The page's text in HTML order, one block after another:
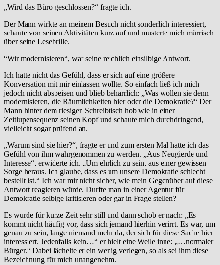
„Wird das Büro geschlossen?“ fragte ich.
Der Mann wirkte an meinem Besuch nicht sonderlich interessiert,
schaute von seinen Aktivitäten kurz auf und musterte mich mürrisch
über seine Lesebrille.
“Wir modernisieren“, war seine reichlich einsilbige Antwort.
Ich hatte nicht das Gefühl, dass er sich auf eine größere
Konversation mit mir einlassen wollte. So einfach ließ ich mich
jedoch nicht abspeisen und blieb beharrlich: „Was wollen sie denn
modernisieren, die Räumlichkeiten hier oder die Demokratie?“ Der
Mann hinter dem riesigen Schreibtisch hob wie in einer
Zeitlupensequenz seinen Kopf und schaute mich durchdringend,
vielleicht sogar prüfend an.
„Warum sind sie hier?“, fragte er und zum ersten Mal hatte ich das
Gefühl von ihm wahrgenommen zu werden. „Aus Neugierde und
Interesse“, erwiderte ich. „Um ehrlich zu sein, aus einer gewissen
Sorge heraus. Ich glaube, dass es um unsere Demokratie schlecht
bestellt ist.“ Ich war mir nicht sicher, wie mein Gegenüber auf diese
Antwort reagieren würde. Durfte man in einer Agentur für
Demokratie selbige kritisieren oder gar in Frage stellen?
Es wurde für kurze Zeit sehr still und dann schob er nach: „Es
kommt nicht häufig vor, dass sich jemand hierhin verirrt. Es war, um
genau zu sein, lange niemand mehr da, der sich für diese Sache hier
interessiert. Jedenfalls kein…“ er hielt eine Weile inne: „…normaler
Bürger.“ Dabei lächelte er ein wenig verlegen, so als sei ihm diese
Bezeichnung für mich unangenehm.